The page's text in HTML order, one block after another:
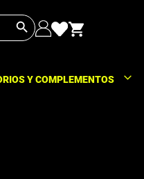
Botón de búsqueda
Y COMPLEMENTOS